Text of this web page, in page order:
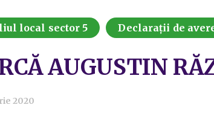
local sector 5 Declarații de
AUGUSTIN
2020